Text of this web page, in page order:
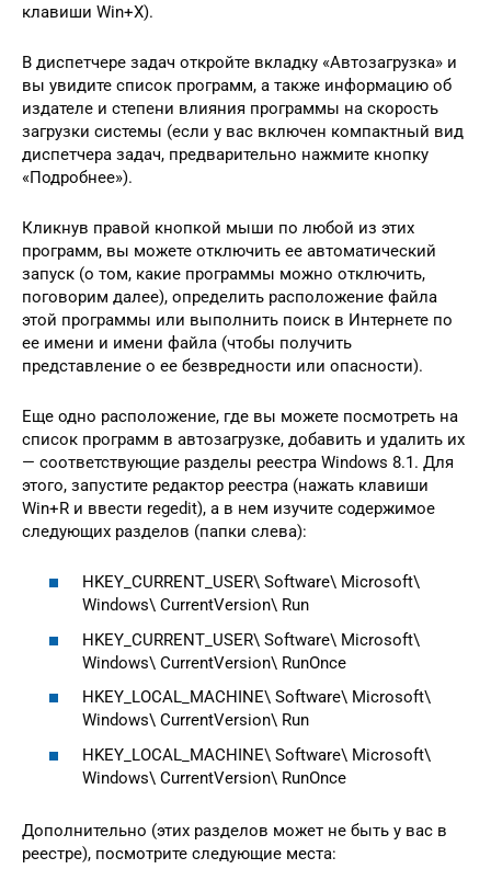
клавиши Win+X).
В диспетчере задач откройте вкладку «Автозагрузка» и
вы увидите список программ, а также информацию об
издателе и степени влияния программы на скорость
загрузки системы (если у вас включен компактный вид
диспетчера задач, предварительно нажмите кнопку
«Подробнее»).
Кликнув правой кнопкой мыши по любой из этих
программ, вы можете отключить ее автоматический
запуск (о том, какие программы можно отключить,
поговорим далее), определить расположение файла
этой программы или выполнить поиск в Интернете по
ее имени и имени файла (чтобы получить
представление о ее безвредности или опасности).
Еще одно расположение, где вы можете посмотреть на
список программ в автозагрузке, добавить и удалить их
— соответствующие разделы реестра Windows 8.1. Для
этого, запустите редактор реестра (нажать клавиши
Win+R и ввести regedit), а в нем изучите содержимое
следующих разделов (папки слева):
HKEY_CURRENT_USER\ Software\ Microsoft\
Windows\ CurrentVersion\ Run
HKEY_CURRENT_USER\ Software\ Microsoft\
Windows\ CurrentVersion\ RunOnce
HKEY_LOCAL_MACHINE\ Software\ Microsoft\
Windows\ CurrentVersion\ Run
HKEY_LOCAL_MACHINE\ Software\ Microsoft\
Windows\ CurrentVersion\ RunOnce
Дополнительно (этих разделов может не быть у вас в
реестре), посмотрите следующие места: